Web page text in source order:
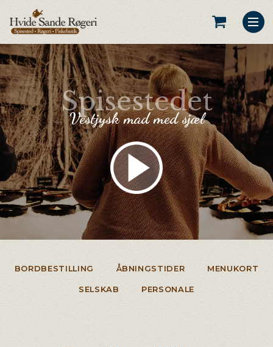
Spisestedet
Vestjysk mad med sjæl
BORDBESTILLING ÅBNINGSTIDER MENUKORT
SELSKAB PERSONALE